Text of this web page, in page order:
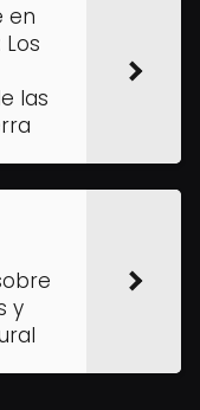
en
las
y